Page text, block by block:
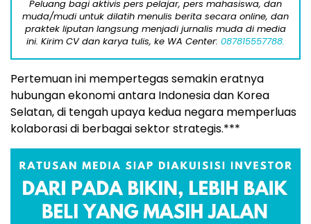
Peluang bagi aktivis pers pelajar, pers mahasiswa, dan
muda/mudi untuk dilatih menulis berita secara online, dan
praktek liputan langsung menjadi jurnalis muda di media
ini. Kirim CV dan karya tulis, ke WA Center: 087815557788.
Pertemuan ini mempertegas semakin eratnya
hubungan ekonomi antara Indonesia dan Korea
Selatan, di tengah upaya kedua negara memperluas
kolaborasi di berbagai sektor strategis.***